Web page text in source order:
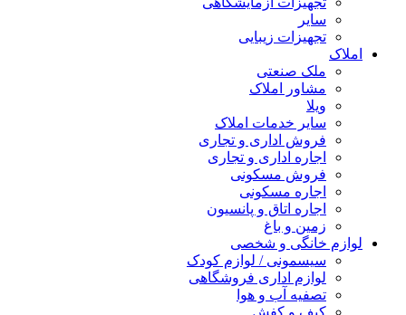
سایر
تجهیزات زیبایی
املاک
ملک صنعتی
مشاور املاک
ویلا
سایر خدمات املاک
فروش اداری و تجاری
اجاره اداری و تجاری
فروش مسکونی
اجاره مسکونی
اجاره اتاق و پانسیون
زمین و باغ
لوازم خانگی و شخصی
سیسمونی / لوازم کودک
لوازم اداری فروشگاهی
تصفیه آب و هوا